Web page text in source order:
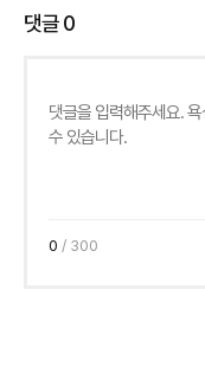
댓글0
0 / 300